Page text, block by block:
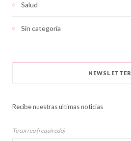
Salud
Sin categoría
NEWSLETTER
Recibe nuestras ultimas noticias
Tu correo (requiredo)